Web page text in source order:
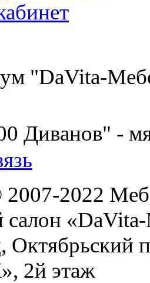
"DaVita-
Диванов" -
2022
Октябрьский
2й этаж